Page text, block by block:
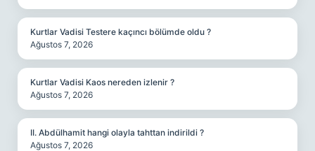
Kurtlar Vadisi Testere kaçıncı bölümde oldu ?
Ağustos 7, 2026
Kurtlar Vadisi Kaos nereden izlenir ?
Ağustos 7, 2026
II. Abdülhamit hangi olayla tahttan indirildi ?
Ağustos 7, 2026